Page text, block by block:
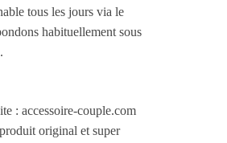
tous les jours via le
habituellement sous
original et super